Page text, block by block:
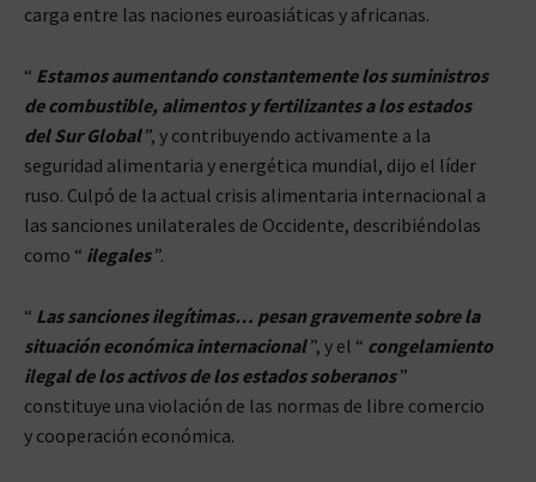
carga entre las naciones euroasiáticas y africanas.
“ Estamos aumentando constantemente los suministros
de combustible, alimentos y fertilizantes a los estados
del Sur Global ”, y contribuyendo activamente a la
seguridad alimentaria y energética mundial, dijo el líder
ruso. Culpó de la actual crisis alimentaria internacional a
las sanciones unilaterales de Occidente, describiéndolas
como “ ilegales”.
“ Las sanciones ilegítimas… pesan gravemente sobre la
situación económica internacional”, y el “ congelamiento
ilegal de los activos de los estados soberanos ”
constituye una violación de las normas de libre comercio
y cooperación económica.